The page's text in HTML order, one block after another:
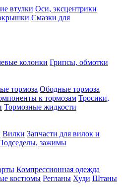
втулки Оси, эксцентрики
Смазки для
колонки Грипсы, обмотки
тормоза Ободные тормоза
к тормозам Тросики,
Тормозные жидкости
Вилки Запчасти для вилок и
зажимы
Компрессионная одежда
костюмы Регланы Худи Штаны